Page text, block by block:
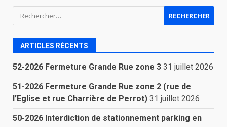
Rechercher :
ARTICLES RÉCENTS
52-2026 Fermeture Grande Rue zone 3 31 juillet 2026
51-2026 Fermeture Grande Rue zone 2 (rue de
l’Eglise et rue Charrière de Perrot) 31 juillet 2026
50-2026 Interdiction de stationnement parking en